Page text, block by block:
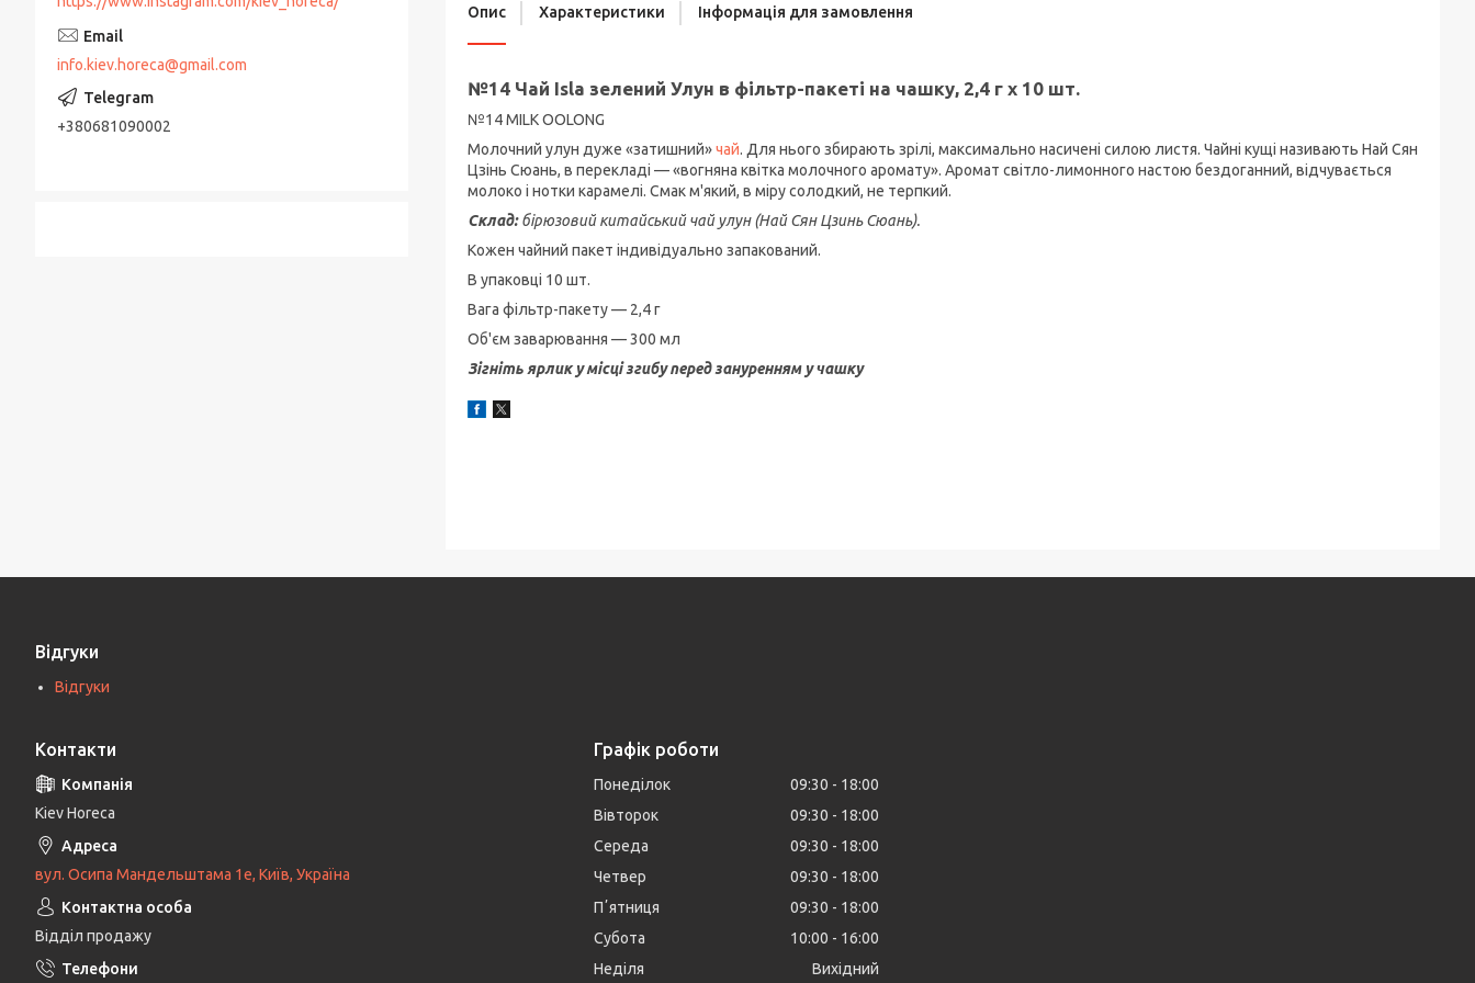
Опис Характеристики Інформація для замовлення
№14 Чай Isla зелений Улун в фільтр-пакеті на чашку, 2,4 г х 10 шт.
№14 MILK OOLONG
Молочний улун дуже «затишний»чай. Для нього збирають зрілі, максимально насичені силою листя. Чайні кущі називають Най Сян
Цзінь Сюань, в перекладі — «вогняна квітка молочного аромату». Аромат світло-лимонного настою бездоганний, відчувається
молоко і нотки карамелі. Смак м'який, в міру солодкий, не терпкий.
Склад:бірюзовий китайський чай улун (Най Сян Цзинь Сюань).
Кожен чайний пакет індивідуально запакований.
В упаковці 10 шт.
Вага фільтр-пакету — 2,4 г
Об'єм заварювання — 300 мл
Зігніть ярлик у місці згибу перед зануренням у чашку
info.kiev.horeca@gmail.com
+380681090002
Відгуки
Відгуки
Контакти
Kiev Horeca
вул. Осипа Мандельштама 1е, Київ, Україна
Відділ продажу
Графік роботи
Понеділок 09:30
18:00
Вівторок
09:30
18:00
Середа
09:30
18:00
Четвер
09:30
18:00
Пʼятниця
09:30
18:00
Субота
10:00
16:00
Неділя
Вихідний